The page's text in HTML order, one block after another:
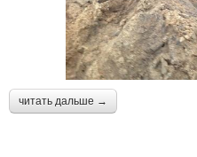
читать дальше →